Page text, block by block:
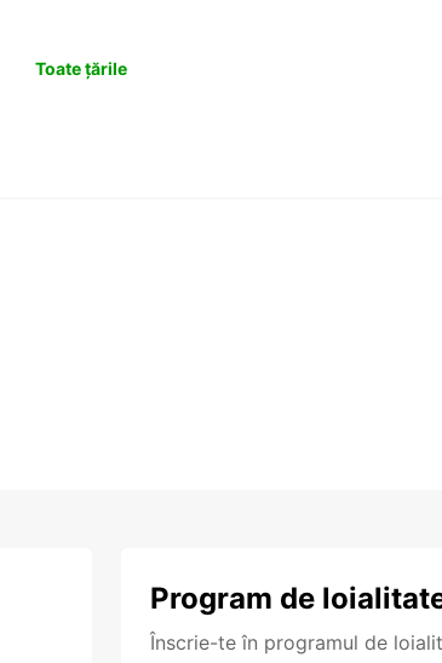
Toate țările
Program de
Înscrie-te în programul de